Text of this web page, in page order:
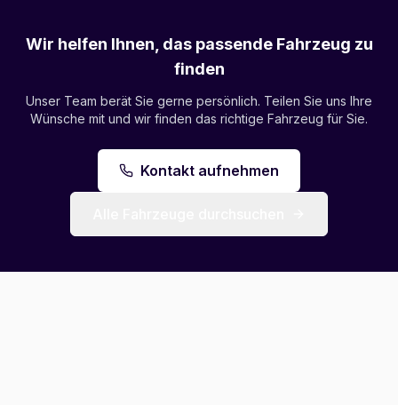
Wir helfen Ihnen, das passende Fahrzeug zu
finden
Unser Team berät Sie gerne persönlich. Teilen Sie uns Ihre
Wünsche mit und wir finden das richtige Fahrzeug für Sie.
Kontakt aufnehmen